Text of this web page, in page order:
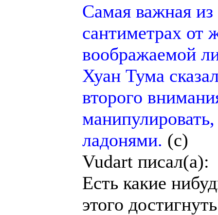
Самая важная из
сантиметрах от
воображаемой
Хуан Тума
второго
ладонями. (с)
Vudart писал(а):
Есть какие
этого